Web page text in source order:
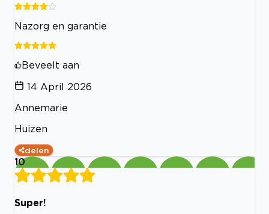
Nazorg en garantie
Beveelt aan
14 April 2026
Annemarie
Huizen
delen
10
Super!